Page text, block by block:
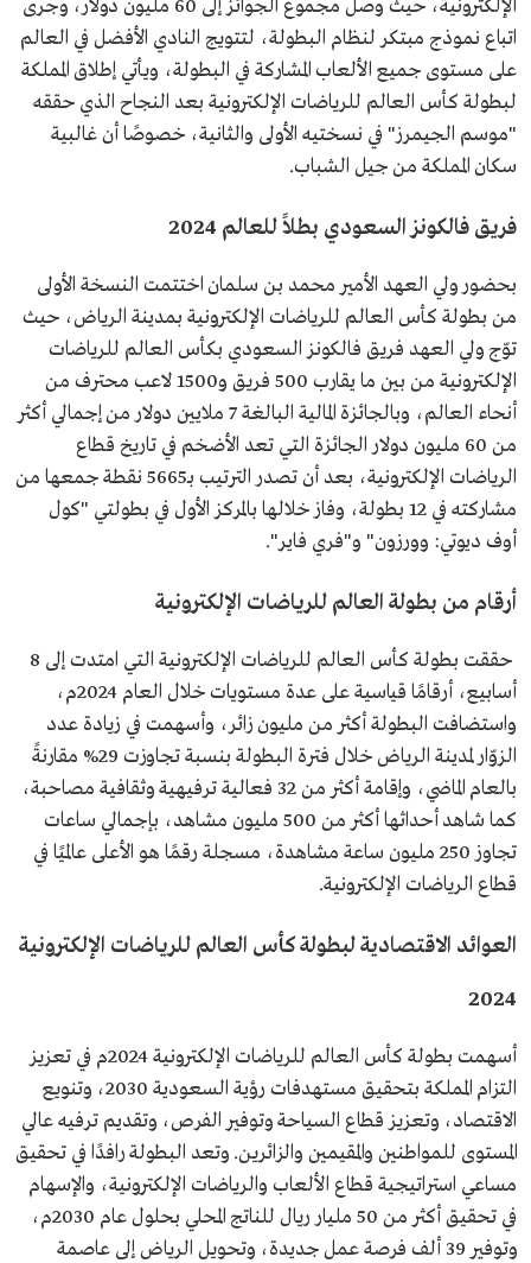
الإلكترونية، حيث وصل مجموع الجوائز إلى 60 مليون دولار، وجرى
اتباع نموذج مبتكر لنظام البطولة، لتتويج النادي الأفضل في العالم
على مستوى جميع الألعاب المشاركة في البطولة، ويأتي إطلاق المملكة
لبطولة كأس العالم للرياضات الإلكترونية بعد النجاح الذي حققه
"موسم الجيمرز" في نسختيه الأولى والثانية، خصوصًا أن غالبية
سكان المملكة من جيل الشباب.
فريق فالكونز السعودي بطلاً للعالم 2024
بحضور ولي العهد الأمير محمد بن سلمان اختتمت النسخة الأولى
من بطولة كأس العالم للرياضات الإلكترونية بمدينة الرياض، حيث
توّج ولي العهد فريق فالكونز السعودي بكأس العالم للرياضات
الإلكترونية من بين ما يقارب 500 فريق و1500 لاعب محترف من
أنحاء العالم، وبالجائزة المالية البالغة 7 ملايين دولار من إجمالي أكثر
من 60 مليون دولار الجائزة التي تعد الأضخم في تاريخ قطاع
الرياضات الإلكترونية، بعد أن تصدر الترتيب بـ5665 نقطة جمعها من
مشاركته في 12 بطولة، وفاز خلالها بالمركز الأول في بطولتي "كول
أوف ديوتي: وورزون" و"فري فاير".
أرقام من بطولة العالم للرياضات الإلكترونية
حققت بطولة كأس العالم للرياضات الإلكترونية التي امتدت إلى 8
أسابيع، أرقامًا قياسية على عدة مستويات خلال العام 2024م،
واستضافت البطولة أكثر من مليون زائر، وأسهمت في زيادة عدد
الزوّار لمدينة الرياض خلال فترة البطولة بنسبة تجاوزت 29% مقارنةً
بالعام الماضي، وإقامة أكثر من 32 فعالية ترفيهية وثقافية مصاحبة،
كما شاهد أحداثها أكثر من 500 مليون مشاهد، بإجمالي ساعات
تجاوز 250 مليون ساعة مشاهدة، مسجلة رقمًا هو الأعلى عالميًا في
قطاع الرياضات الإلكترونية.
العوائد الاقتصادية لبطولة كأس العالم للرياضات الإلكترونية
2024
أسهمت بطولة كأس العالم للرياضات الإلكترونية 2024م في تعزيز
التزام المملكة بتحقيق مستهدفات رؤية السعودية 2030، وتنويع
الاقتصاد، وتعزيز قطاع السياحة وتوفير الفرص، وتقديم ترفيه عالي
المستوى للمواطنين والمقيمين والزائرين. وتعد البطولة رافدًا في تحقيق
مساعي استراتيجية قطاع الألعاب والرياضات الإلكترونية، والإسهام
في تحقيق أكثر من 50 مليار ريال للناتج المحلي بحلول عام 2030م،
وتوفير 39 ألف فرصة عمل جديدة، وتحويل الرياض إلى عاصمة